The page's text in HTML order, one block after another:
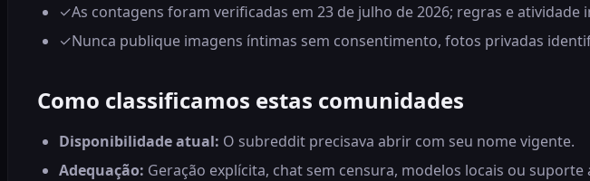
✓As contagens foram verificadas em 23 de julho de 2026; regras e
✓Nunca publique imagens íntimas sem consentimento, fotos privadas
Como classificamos estas comunidades
Disponibilidade atual: O subreddit precisava abrir com seu nome vigente.
Adequação: Geração explícita, chat sem censura, modelos locais ou